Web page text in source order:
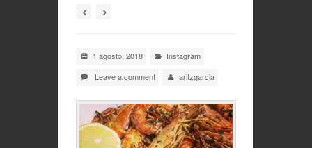
1 agosto, 2018
Instagram
Leave a comment
aritzgarcia